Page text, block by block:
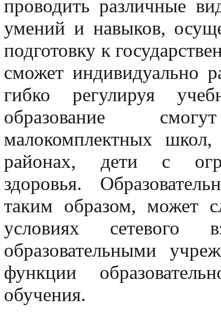
проводить различные
умений и навыков,
подготовку к
сможет индивидуально
гибко регулируя
образование
малокомплектных
районах, дети с
здоровья.
таким образом, может
условиях сетевого
образовательными
функции
обучения.